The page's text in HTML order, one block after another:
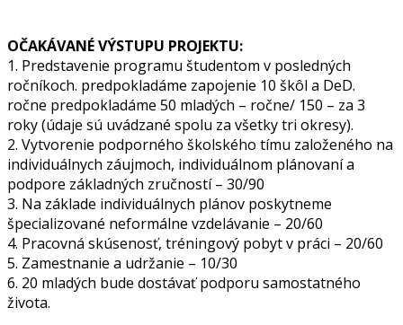
OČAKÁVANÉ VÝSTUPU PROJEKTU:
1. Predstavenie programu študentom v posledných
ročníkoch. predpokladáme zapojenie 10 škôl a DeD.
ročne predpokladáme 50 mladých – ročne/ 150 – za 3
roky (údaje sú uvádzané spolu za všetky tri okresy).
2. Vytvorenie podporného školského tímu založeného na
individuálnych záujmoch, individuálnom plánovaní a
podpore základných zručností – 30/90
3. Na základe individuálnych plánov poskytneme
špecializované neformálne vzdelávanie – 20/60
4. Pracovná skúsenosť, tréningový pobyt v práci – 20/60
5. Zamestnanie a udržanie – 10/30
6. 20 mladých bude dostávať podporu samostatného
života.